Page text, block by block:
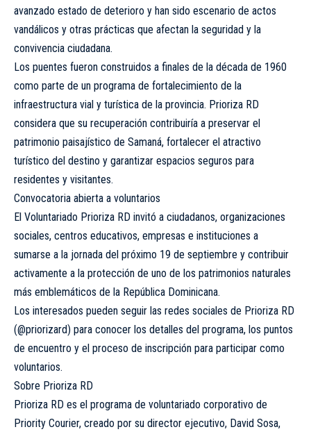
avanzado estado de deterioro y han sido escenario de actos
vandálicos y otras prácticas que afectan la seguridad y la
convivencia ciudadana.
Los puentes fueron construidos a finales de la década de 1960
como parte de un programa de fortalecimiento de la
infraestructura vial y turística de la provincia. Prioriza RD
considera que su recuperación contribuiría a preservar el
patrimonio paisajístico de Samaná, fortalecer el atractivo
turístico del destino y garantizar espacios seguros para
residentes y visitantes.
Convocatoria abierta a voluntarios
El Voluntariado Prioriza RD invitó a ciudadanos, organizaciones
sociales, centros educativos, empresas e instituciones a
sumarse a la jornada del próximo 19 de septiembre y contribuir
activamente a la protección de uno de los patrimonios naturales
más emblemáticos de la República Dominicana.
Los interesados pueden seguir las redes sociales de Prioriza RD
(@priorizard) para conocer los detalles del programa, los puntos
de encuentro y el proceso de inscripción para participar como
voluntarios.
Sobre Prioriza RD
Prioriza RD es el programa de voluntariado corporativo de
Priority Courier, creado por su director ejecutivo, David Sosa,